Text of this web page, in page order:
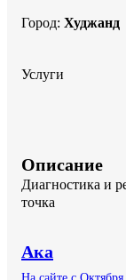
Город: Худжанд
Услуги
Описание
Диагностика и
точка
Ака